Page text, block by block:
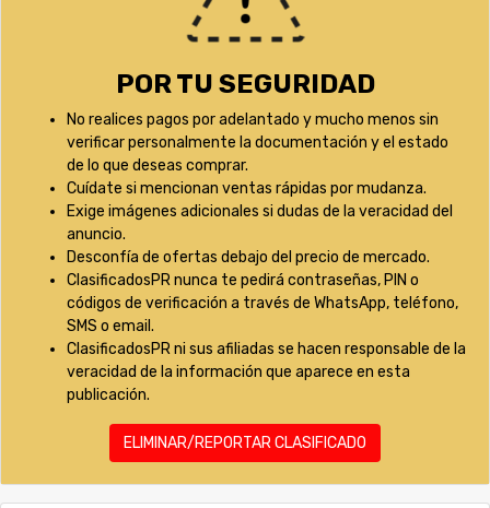
POR TU SEGURIDAD
No realices pagos por adelantado y mucho menos sin
verificar personalmente la documentación y el estado
de lo que deseas comprar.
Cuídate si mencionan ventas rápidas por mudanza.
Exige imágenes adicionales si dudas de la veracidad del
anuncio.
Desconfía de ofertas debajo del precio de mercado.
ClasificadosPR nunca te pedirá contraseñas, PIN o
códigos de verificación a través de WhatsApp, teléfono,
SMS o email.
ClasificadosPR ni sus afiliadas se hacen responsable de la
veracidad de la información que aparece en esta
publicación.
ELIMINAR/REPORTAR CLASIFICADO